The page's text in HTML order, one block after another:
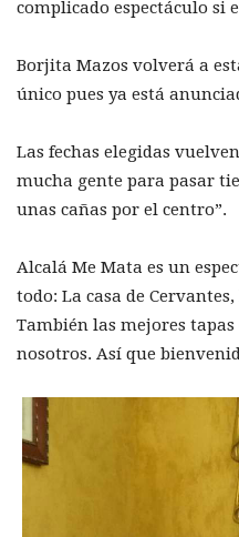
complicado espectáculo si
Borjita Mazos volverá a
único pues ya está
Las fechas elegidas
mucha gente para pasar
unas cañas por el centro”.
Alcalá Me Mata es un
todo: La casa de
También las mejores
nosotros. Así que